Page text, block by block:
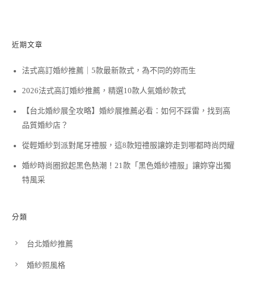
近期文章
法式高訂婚紗推薦｜5款最新款式，為不同的妳而生
2026法式高訂婚紗推薦，精選10款人氣婚紗款式
【台北婚紗展全攻略】婚紗展推薦必看：如何不踩雷，找到高
品質婚紗店？
從輕婚紗到派對尾牙禮服，這8款短禮服讓妳走到哪都時尚閃耀
婚紗時尚圈掀起黑色熱潮！21款「黑色婚紗禮服」讓妳穿出獨
特風采
分類
台北婚紗推薦
婚紗照風格